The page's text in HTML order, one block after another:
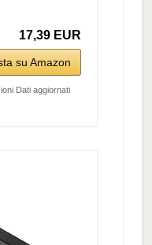
17,39 EUR
su Amazon
Dati aggiornati